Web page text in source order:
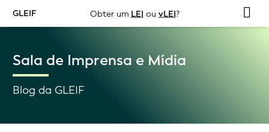
GLEIF Obter um LEI ou vLEI?
Sala de Imprensa e Mídia
Blog da GLEIF